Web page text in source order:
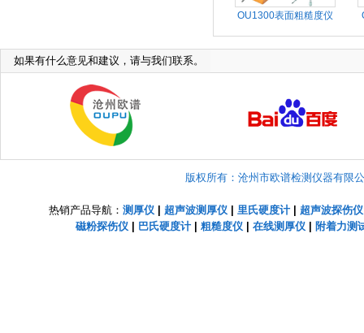
OU1300表面粗糙度仪
如果有什么意见和建议，请与我们联系。
版权所有：沧州市欧谱检测仪器有限
热销产品导航： 测厚仪 超声波测厚仪 里氏硬度计| 超声波探伤仪
磁粉探伤仪| 巴氏硬度计| 粗糙度仪| 在线测厚仪| 附着力测